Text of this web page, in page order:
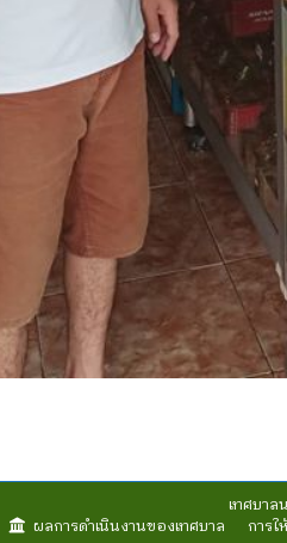
เทศบา
ผลการดำเนินงานของเทศบาล การ